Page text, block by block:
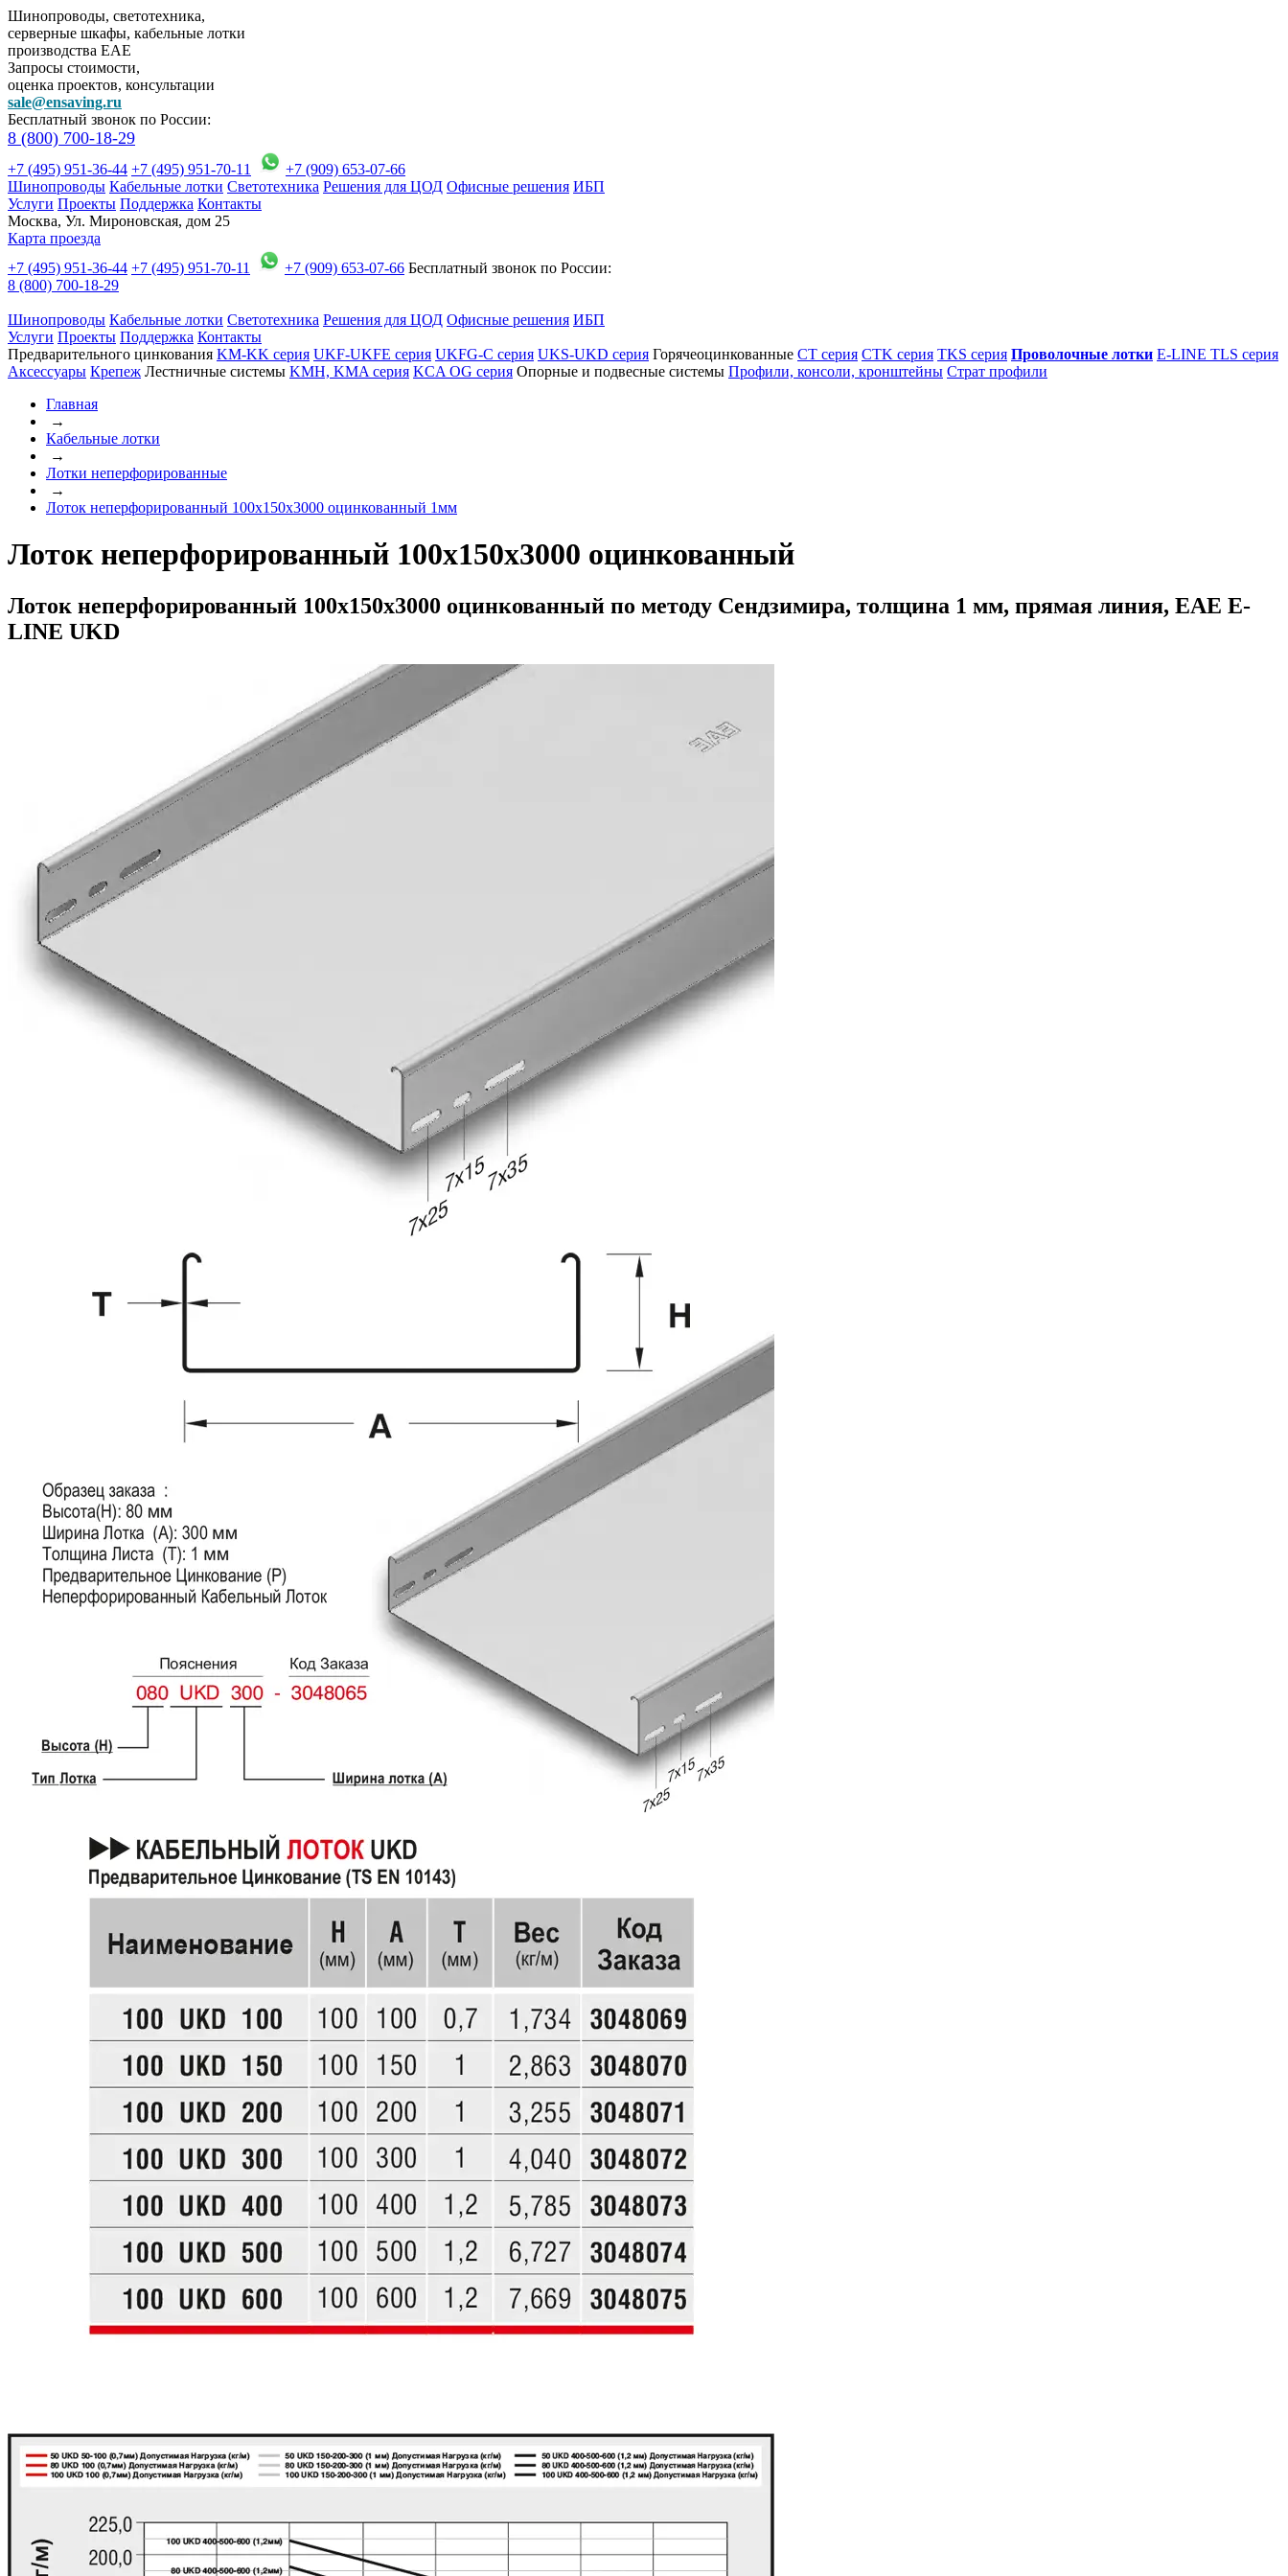
Шинопроводы, светотехника,
серверные шкафы, кабельные лотки
производства EAE
Запросы стоимости,
оценка проектов, консультации
sale@ensaving.ru
Бесплатный звонок по России:
8 (800) 700-18-29
+7 (495) 951-36-44 +7 (495) 951-70-11
+7 (909) 653-07-66
Шинопроводы Кабельные лотки Светотехника Решения для ЦОД Офисные решения ИБП
Услуги Проекты Поддержка Контакты
Москва, Ул. Мироновская, дом 25
Карта проезда
+7 (495) 951-36-44 +7 (495) 951-70-11 +7 (909) 653-07-66 Бесплатный звонок по России:
8 (800) 700-18-29
Шинопроводы Кабельные лотки Светотехника Решения для ЦОД Офисные решения ИБП
Услуги Проекты Поддержка Контакты
Предварительного цинкования KM-KK серия UKF-UKFE серия UKFG-C серия UKS-UKD серия Горячеоцинкованные CT серия CTK серия TKS серия Проволочные лотки E-LINE TLS серия
Аксессуары Крепеж Лестничные системы KMH, KMA серия KCA OG серия Опорные и подвесные системы Профили, консоли, кронштейны Страт профили
Главная
→
Кабельные лотки
→
Лотки неперфорированные
→
Лоток неперфорированный 100x150x3000 оцинкованный 1мм
Лоток неперфорированный 100x150x3000 оцинкованный
Лоток неперфорированный 100x150x3000 оцинкованный по методу Сендзимира, толщина 1 мм, прямая линия, ЕАЕ E-
LINE UKD